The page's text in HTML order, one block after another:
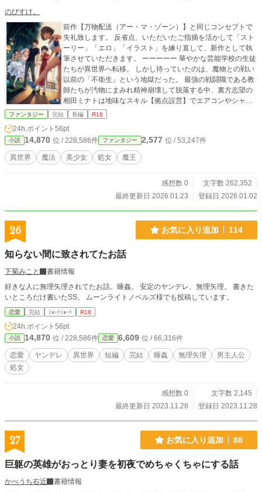
のびすけ。
前作【万物配送（アー・マ・ゾーン）】と同じコンセプトで
失礼致します。 反省点、いただいたご指摘を活かして「スト
ーリー」「エロ」「イラスト」を練り直して、新作として執
筆させていただきます。 ーーーーー 華やかな芸能学校の生徒
たちが異世界へ転移。 しかし待っていたのは、魔物との戦い
以前の「不衛生」という地獄だった。 最強の戦闘職である教
師たちが汚物にまみれ精神崩壊して脱落する中、裏方志望の
相田ミナトは地味なスキル【拠点設営】でエアコンやシャワ
ー完備の「現代的な家」を出現させる。 泥と悪臭に絶望して
一ノ瀬清花、アスリートの日向莉央にとって、そこは唯一の
聖域。 だが、拠点の維持には「LP（ラブポイント）」が必要
であり、その供給源は少女たちがミナトに感じる「愛着」と
「快感」だった。 「お願い、私たちを汚さないで」 清潔な暮
約を結び毎夜その身を甘く開発されていく。 過酷な異世界を
舞台に裏方男子がS級美女たちをピカピカに磨き上げ、心も体
ファンタジー 完結 長編 R18
24h.ポイント 56pt
小説 14,870 位 / 228,586件 ファンタジー 2,577 位 / 53,247件
異世界 魔法 美少女 処女 魔王
感想数 0
文字数 262,352
最終更新日 2026.01.23
登録日 2026.01.02
26 お気に入り追加 114
知らない間に致されてたお話
下菊みこと
書籍情報
好きな人に無理矢理されてたお話。睡姦。 安定のヤンデレ、無理矢理。 書きた
いところだけ書いたSS。 ムーンライトノベルズ様でも投稿しています。
恋愛 完結 ｼｮｰﾄｼｮｰﾄ R18
24h.ポイント 56pt
小説 14,870 位 / 228,586件 恋愛 6,609 位 / 66,316件
恋愛 ヤンデレ 異世界 短編 完結 睡姦 無理矢理
男主人公
処女
感想数 0
文字数 2,145
最終更新日 2023.11.28
登録日 2023.11.28
27 お気に入り追加 88
巨躯の英雄がおっとり妻を初夜でめちゃくちゃにする話
かべうち右近
書籍情報